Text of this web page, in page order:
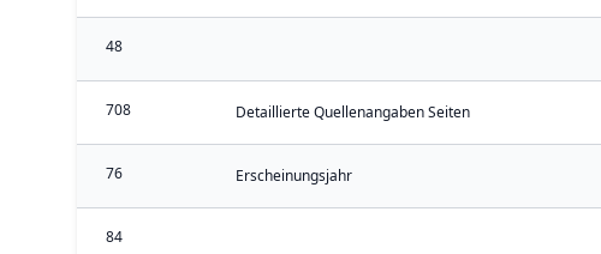
48
708 Detaillierte Quellenangaben Seiten
76 Erscheinungsjahr
84